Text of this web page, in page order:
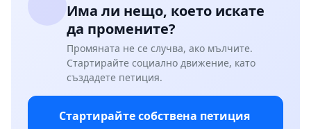
Има ли нещо, което искате
да промените?
Промяната не се случва, ако мълчите.
Стартирайте социално движение, като
създадете петиция.
Стартирайте собствена петиция